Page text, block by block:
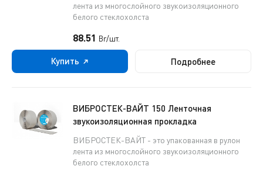
лента из многослойного звукоизоляционного
белого стеклохолста
88.51 Br/шт.
Купить Подробнее
ВИБРОСТЕК-ВАЙТ 150 Ленточная
звукоизоляционная прокладка
ВИБРОСТЕК-ВАЙТ - это упакованная в рулон
лента из многослойного звукоизоляционного
белого стеклохолста